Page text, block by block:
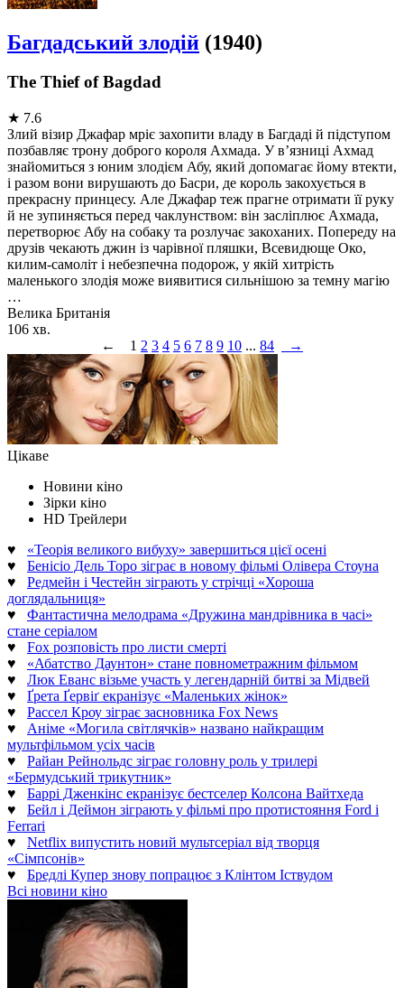
Багдадський злодій (1940)
The Thief of Bagdad
★ 7.6
Злий візир Джафар мріє захопити владу в Багдаді й підступом
позбавляє трону доброго короля Ахмада. У в’язниці Ахмад
знайомиться з юним злодієм Абу, який допомагає йому втекти,
і разом вони вирушають до Басри, де король закохується в
прекрасну принцесу. Але Джафар теж прагне отримати її руку
й не зупиняється перед чаклунством: він засліплює Ахмада,
перетворює Абу на собаку та розлучає закоханих. Попереду на
друзів чекають джин із чарівної пляшки, Всевидюще Око,
килим-самоліт і небезпечна подорож, у якій хитрість
маленького злодія може виявитися сильнішою за темну магію
…
Велика Британія
106 хв.
←
1 2 3 4 5 6 7 8 9 10 ... 84 →
Цікаве
Новини кіно
Зірки кіно
HD Трейлери
♥ «Теорія великого вибуху» завершиться цієї осені
♥ Бенісіо Дель Торо зіграє в новому фільмі Олівера Стоуна
♥ Редмейн і Честейн зіграють у стрічці «Хороша
доглядальниця»
♥ Фантастична мелодрама «Дружина мандрівника в часі»
стане серіалом
♥ Fox розповість про листи смерті
♥ «Абатство Даунтон» стане повнометражним фільмом
♥ Люк Еванс візьме участь у легендарній битві за Мідвей
♥ Ґрета Ґервіґ екранізує «Маленьких жінок»
♥ Рассел Кроу зіграє засновника Fox News
♥ Аніме «Могила світлячків» названо найкращим
мультфільмом усіх часів
♥ Райан Рейнольдс зіграє головну роль у трилері
«Бермудський трикутник»
♥ Баррі Дженкінс екранізує бестселер Колсона Вайтхеда
♥ Бейл і Деймон зіграють у фільмі про протистояння Ford і
Ferrari
♥ Netflix випустить новий мультсеріал від творця
«Сімпсонів»
♥ Бредлі Купер знову попрацює з Клінтом Іствудом
Всі новини кіно